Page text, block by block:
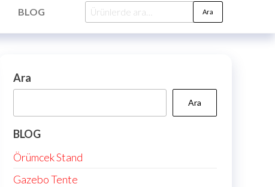
BLOG Ara
Ara
Ara
BLOG
Örümcek Stand
Gazebo Tente